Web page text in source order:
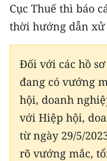
ENGLISH
中文
FRANÇAIS
РУССКИЙ
ESPAÑOL
Cục Thuế thì báo
thời hướng dẫn xử
Đối với các hồ
đang có vướng
hội, doanh
với Hiệp hội,
từ ngày 29/5/
rõ vướng mắc,